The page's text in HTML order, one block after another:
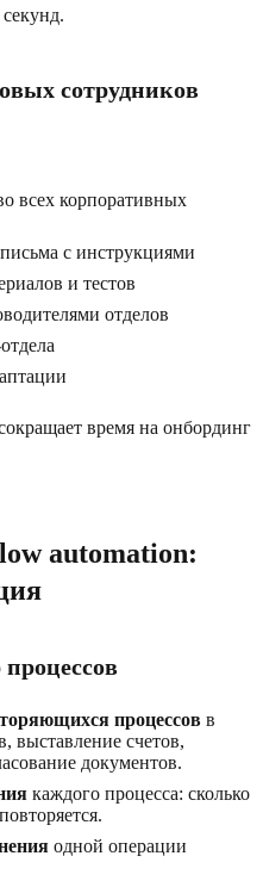
сотрудников
всех корпоративных
с инструкциями
и тестов
отделов
время на онбординг
automation:
процессов в
выставление счетов,
документов.
каждого процесса: сколько
одной операции